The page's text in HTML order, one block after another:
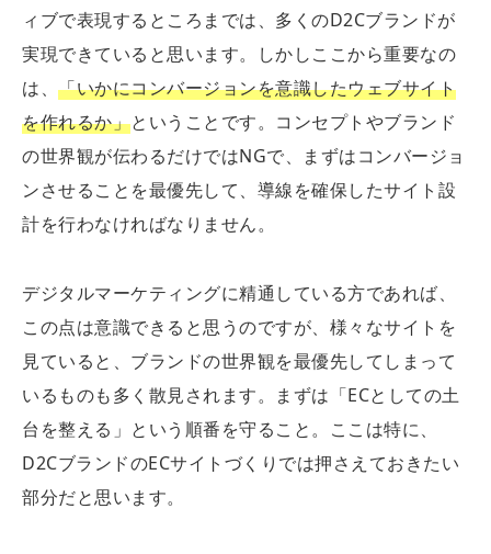
ィブで表現するところまでは、多くのD2Cブランドが
実現できていると思います。しかしここから重要なの
は、 「いかにコンバージョンを意識したウェブサイト
を作れるか」ということです。コンセプトやブランド
の世界観が伝わるだけではNGで、まずはコンバージョ
ンさせることを最優先して、導線を確保したサイト設
計を行わなければなりません。
デジタルマーケティングに精通している方であれば、
この点は意識できると思うのですが、様々なサイトを
見ていると、ブランドの世界観を最優先してしまって
いるものも多く散見されます。まずは「ECとしての土
台を整える」という順番を守ること。ここは特に、
D2CブランドのECサイトづくりでは押さえておきたい
部分だと思います。